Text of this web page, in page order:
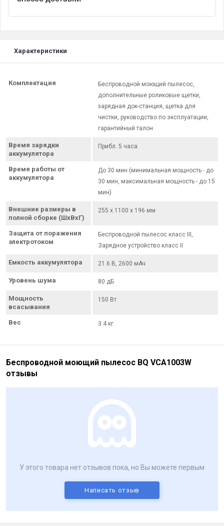
Характеристики
Комплектация
Беспроводной моющий пылесос,
дополнительные роликовые щетки,
зарядная док-станция, щетка для
чистки, руководство по эксплуатации,
гарантийный талон
Время зарядки
аккумулятора
Прибл. 5 часа
Время работы от
аккумулятора
До 30 мин (минимальная мощность - до
30 мин, максимальная мощность - до 15
мин)
Внешние размеры в
полной сборке (ШхВхГ)
255 x 1100 x 196 мм
Защита от поражения
электротоком
Беспроводной пылесос класс III,
Зарядное устройство класс II
Емкость аккумулятора 21.6 В, 2600 мАч
Уровень шума 80 дБ
Мощность
всасывания
150 Вт
Вес 3.4 кг
Беспроводной моющий пылесос BQ VCA1003W
отзывы
У этого товара нет отзывов пока, но Вы можете первым
Написать отзыв